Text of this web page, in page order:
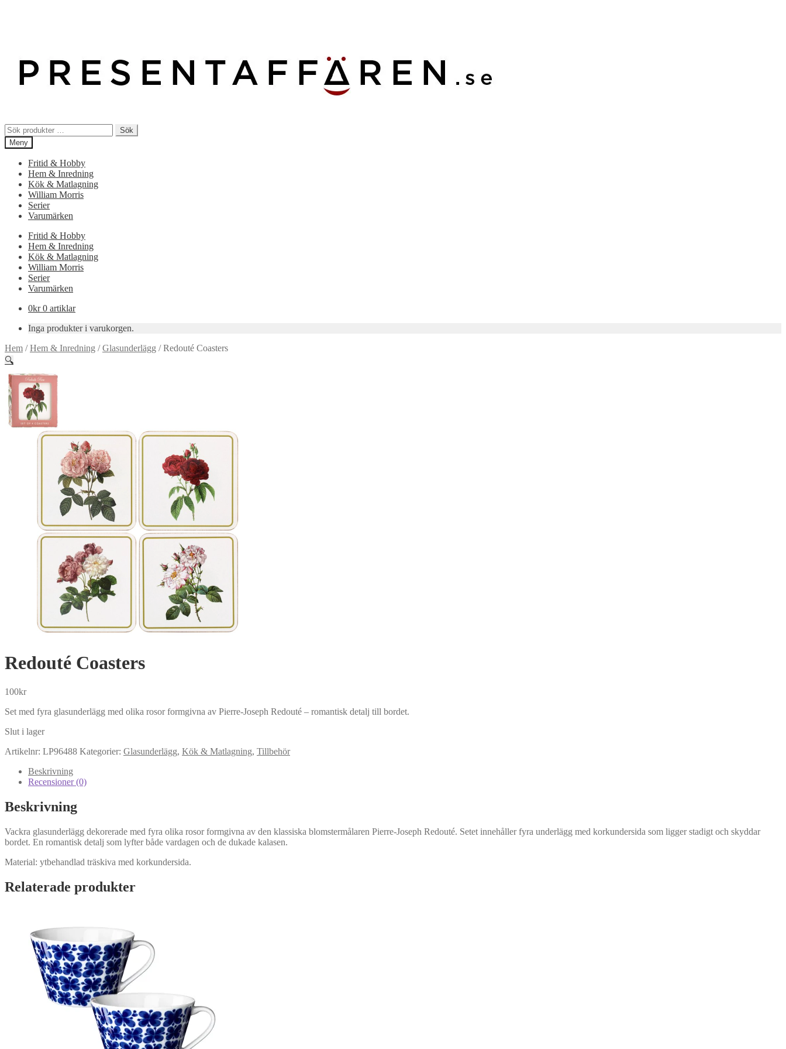
Sök
efter:
Sök
Meny
Fritid & Hobby
Hem & Inredning
Kök & Matlagning
William Morris
Serier
Varumärken
Fritid & Hobby
Hem & Inredning
Kök & Matlagning
William Morris
Serier
Varumärken
0kr 0 artiklar
Inga produkter i varukorgen.
Hem /Hem & Inredning /Glasunderlägg /Redouté Coasters
🔍
Redouté Coasters
100kr
Set med fyra glasunderlägg med olika rosor formgivna av Pierre-Joseph Redouté – romantisk detalj till bordet.
Slut i lager
Artikelnr: LP96488 Kategorier: Glasunderlägg, Kök & Matlagning, Tillbehör
Beskrivning
Recensioner (0)
Beskrivning
Vackra glasunderlägg dekorerade med fyra olika rosor formgivna av den klassiska blomstermålaren Pierre-Joseph Redouté. Setet innehåller fyra underlägg med korkundersida som ligger stadigt och skyddar
bordet. En romantisk detalj som lyfter både vardagen och de dukade kalasen.
Material: ytbehandlad träskiva med korkundersida.
Relaterade produkter